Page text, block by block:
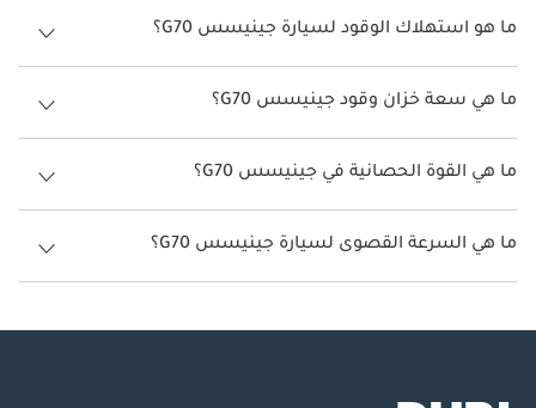
ما هو استهلاك الوقود لسيارة جينيسس G70؟
يتراوح استهلاك الوقود لسيارة جينيسس G70 بين 7 كم/ليتر - 10 كم/ليتر.
ما هي سعة خزان وقود جينيسس G70؟
سعة خزان وقود جينيسس G70 60 ليتر.
ما هي القوة الحصانية في جينيسس G70؟
تنتج جينيسس G70 قوة 252 حصان - 370 حصان.
ما هي السرعة القصوى لسيارة جينيسس G70؟
السرعة القصوى لسيارة جينيسس G70 هي 240 كم/الساعة - 270 كم/